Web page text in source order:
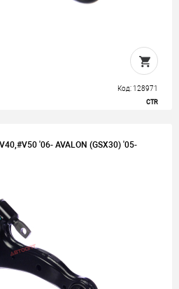
Код: 128971
CTR
'06- AVALON (GSX30) '05-